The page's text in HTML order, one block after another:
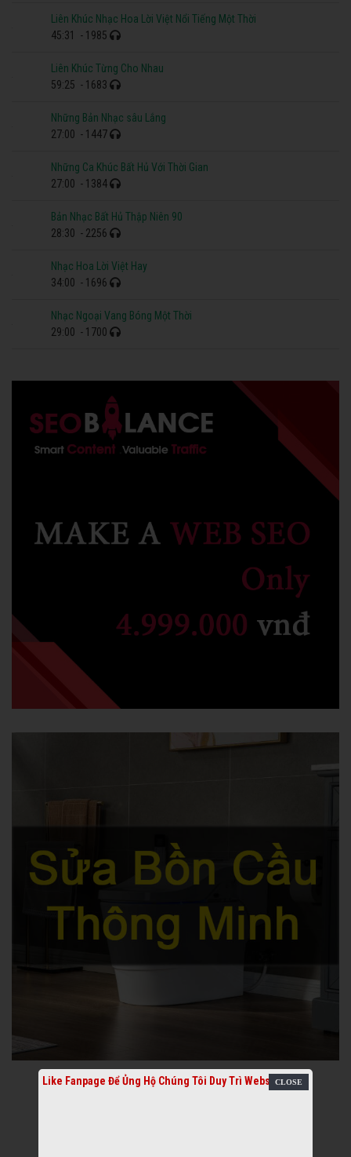
Liên Khúc Nhạc Hoa Lời Việt Nổi Tiếng Một Thời
45:31
- 1985
Liên Khúc Từng Cho Nhau
59:25 - 1683
Những Bản Nhạc sâu Lắng
27:00 - 1447
Những Ca Khúc Bất Hủ Với Thời Gian
27:00 - 1384
Bản Nhạc Bất Hủ Thập Niên 90
28:30 - 2256
Nhạc Hoa Lời Việt Hay
34:00 - 1696
Nhạc Ngoại Vang Bóng Một Thời
29:00 - 1700
Like Fanpage Để Ủng Hộ Chúng Tôi Duy Trì Website